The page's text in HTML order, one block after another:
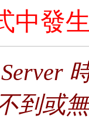
中發
到或